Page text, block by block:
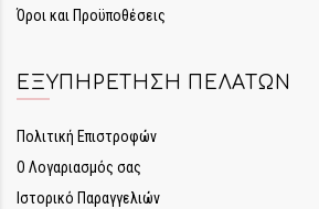
Όροι και Προϋποθέσεις
ΕΞΥΠΗΡΈΤΗΣΗ ΠΕΛΑΤΏΝ
Πολιτική Επιστροφών
Ο Λογαριασμός σας
Ιστορικό Παραγγελιών